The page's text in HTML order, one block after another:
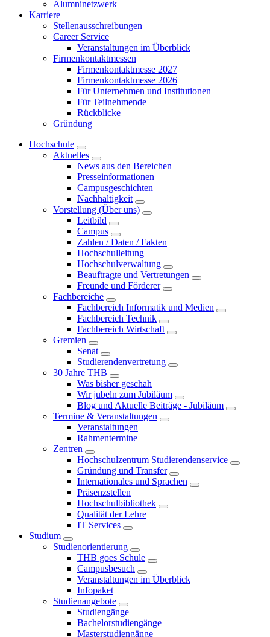
Alumninetzwerk
Karriere
Stellenausschreibungen
Career Service
Veranstaltungen im Überblick
Firmenkontaktmessen
Firmenkontaktmesse 2027
Firmenkontaktmesse 2026
Für Unternehmen und Institutionen
Für Teilnehmende
Rückblicke
Gründung
Hochschule
Aktuelles
News aus den Bereichen
Presseinformationen
Campusgeschichten
Nachhaltigkeit
Vorstellung (Über uns)
Leitbild
Campus
Zahlen / Daten / Fakten
Hochschulleitung
Hochschulverwaltung
Beauftragte und Vertretungen
Freunde und Förderer
Fachbereiche
Fachbereich Informatik und Medien
Fachbereich Technik
Fachbereich Wirtschaft
Gremien
Senat
Studierendenvertretung
30 Jahre THB
Was bisher geschah
Wir jubeln zum Jubiläum
Blog und Aktuelle Beiträge - Jubiläum
Termine & Veranstaltungen
Veranstaltungen
Rahmentermine
Zentren
Hochschulzentrum Studierendenservice
Gründung und Transfer
Internationales und Sprachen
Präsenzstellen
Hochschulbibliothek
Qualität der Lehre
IT Services
Studium
Studienorientierung
THB goes Schule
Campusbesuch
Veranstaltungen im Überblick
Infopaket
Studienangebote
Studiengänge
Bachelorstudiengänge
Masterstudiengänge